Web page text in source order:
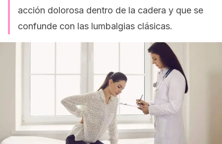
acción dolorosa dentro de la cadera y que se
confunde con las lumbalgias clásicas.